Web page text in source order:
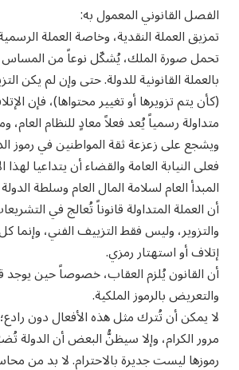
الفصل القانوني المعمول به:
تمزيق العملة النقدية، وخاصة العملة
تحمل صورة الملك، يُشكّل نوعاً من المساس
بالعملة القانونية للدولة. حتى وإن لم يكن
(كأن يتم تزويرها أو تغيير محتواها)، فإن
متداولة رسمياً يُعد فعلاً معادٍ للنظام العام،
ويشجع على زعزعة ثقة المواطنين في رموز
فعلى النيابة العامة والقضاء أن يتداعيا لهذا
المبدأ العام لسلامة المال العام وسلطة
أن العملة المتداولة قانوناً تُعالج في
والتزوير، وليس فقط التزييف الفني،
إتلاف أو استهتار رمزي.
أن القانون يُلزم العقاب، خصوصاً حين
والتعريض بالرموز الملكية.
لا يمكن أن تُترك مثل هذه الأفعال دون
مرور الكرام، وإلا سيظنُّ البعض أن الدولة
رموزها ليست جديرة بالاحترام. لا بد من